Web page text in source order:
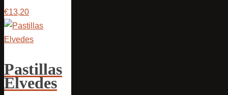
€13,20
Pastillas
Elvedes